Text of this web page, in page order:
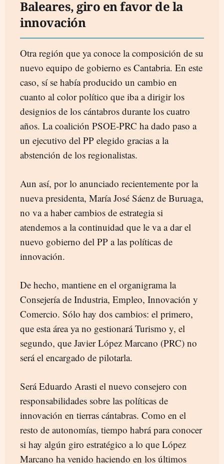
Baleares, giro en favor de la
innovación
Otra región que ya conoce la composición de su
nuevo equipo de gobierno es Cantabria. En este
caso, sí se había producido un cambio en
cuanto al color político que iba a dirigir los
designios de los cántabros durante los cuatro
años. La coalición PSOE-PRC ha dado paso a
un ejecutivo del PP elegido gracias a la
abstención de los regionalistas.
Aun así, por lo anunciado recientemente por la
nueva presidenta, María José Sáenz de Buruaga,
no va a haber cambios de estrategia si
atendemos a la continuidad que le va a dar el
nuevo gobierno del PP a las políticas de
innovación.
De hecho, mantiene en el organigrama la
Consejería de Industria, Empleo, Innovación y
Comercio. Sólo hay dos cambios: el primero,
que esta área ya no gestionará Turismo y, el
segundo, que Javier López Marcano (PRC) no
será el encargado de pilotarla.
Será Eduardo Arasti el nuevo consejero con
responsabilidades sobre las políticas de
innovación en tierras cántabras. Como en el
resto de autonomías, tiempo habrá para conocer
si hay algún giro estratégico a lo que López
Marcano ha venido haciendo en los últimos